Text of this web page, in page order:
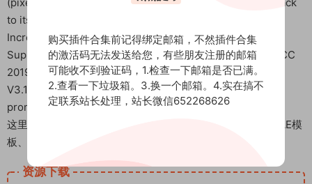
to its original length
Increase processing speed by 50%
Support for Win/Mac systems: 2023, 2022, 2021, 2020, CC
2019
V3.1 update: Added new preferences to turn off boot
prompts and automatically delete ROI layers
这里是后期屋资源站，欢迎您来后期屋下载影视后期资源（AE模
板、PR模板、音视频频素材各种插件等）
资源下载
购买插件合集前记得绑定邮箱，不然插件合集
的激活码无法发送给您，有些朋友注册的邮箱
可能收不到验证码，1.检查一下邮箱是否已满。
2.查看一下垃圾箱。3.换一个邮箱。4.实在搞不
定联系站长处理，站长微信652268626